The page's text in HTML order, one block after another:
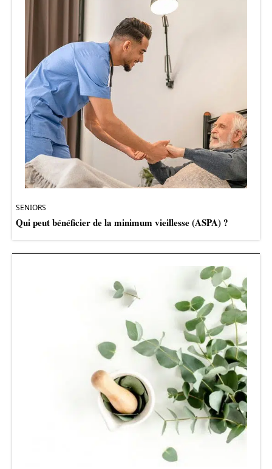
SENIORS
Qui peut bénéficier de la minimum vieillesse (ASPA) ?